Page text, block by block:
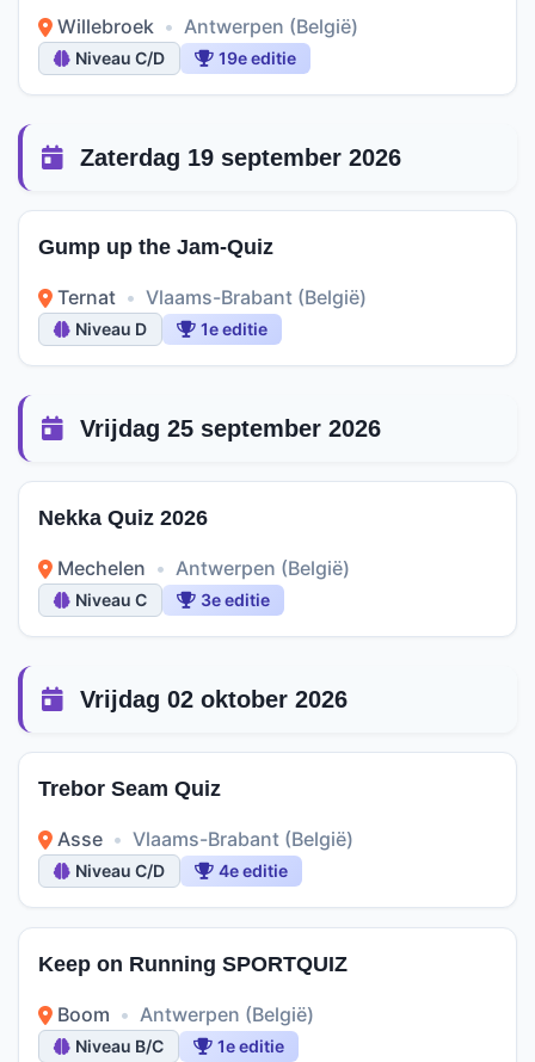
Willebroek • Antwerpen (België)
Niveau C/D 19e editie
Zaterdag 19 september 2026
Gump up the Jam-Quiz
Ternat • Vlaams-Brabant (België)
Niveau D 1e editie
Vrijdag 25 september 2026
Nekka Quiz 2026
Mechelen • Antwerpen (België)
Niveau C 3e editie
Vrijdag 02 oktober 2026
Trebor Seam Quiz
Asse • Vlaams-Brabant (België)
Niveau C/D 4e editie
Keep on Running SPORTQUIZ
Boom • Antwerpen (België)
Niveau B/C 1e editie